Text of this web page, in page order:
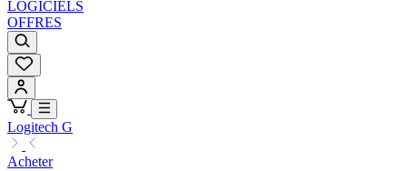
LOGICIELS
OFFRES
Logitech G
Acheter